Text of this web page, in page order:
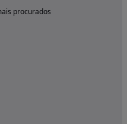
procurados